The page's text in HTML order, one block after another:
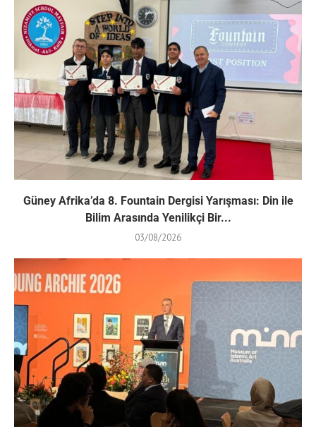
Güney Afrika’da 8. Fountain Dergisi Yarışması: Din ile
Bilim Arasında Yenilikçi Bir...
03/08/2026